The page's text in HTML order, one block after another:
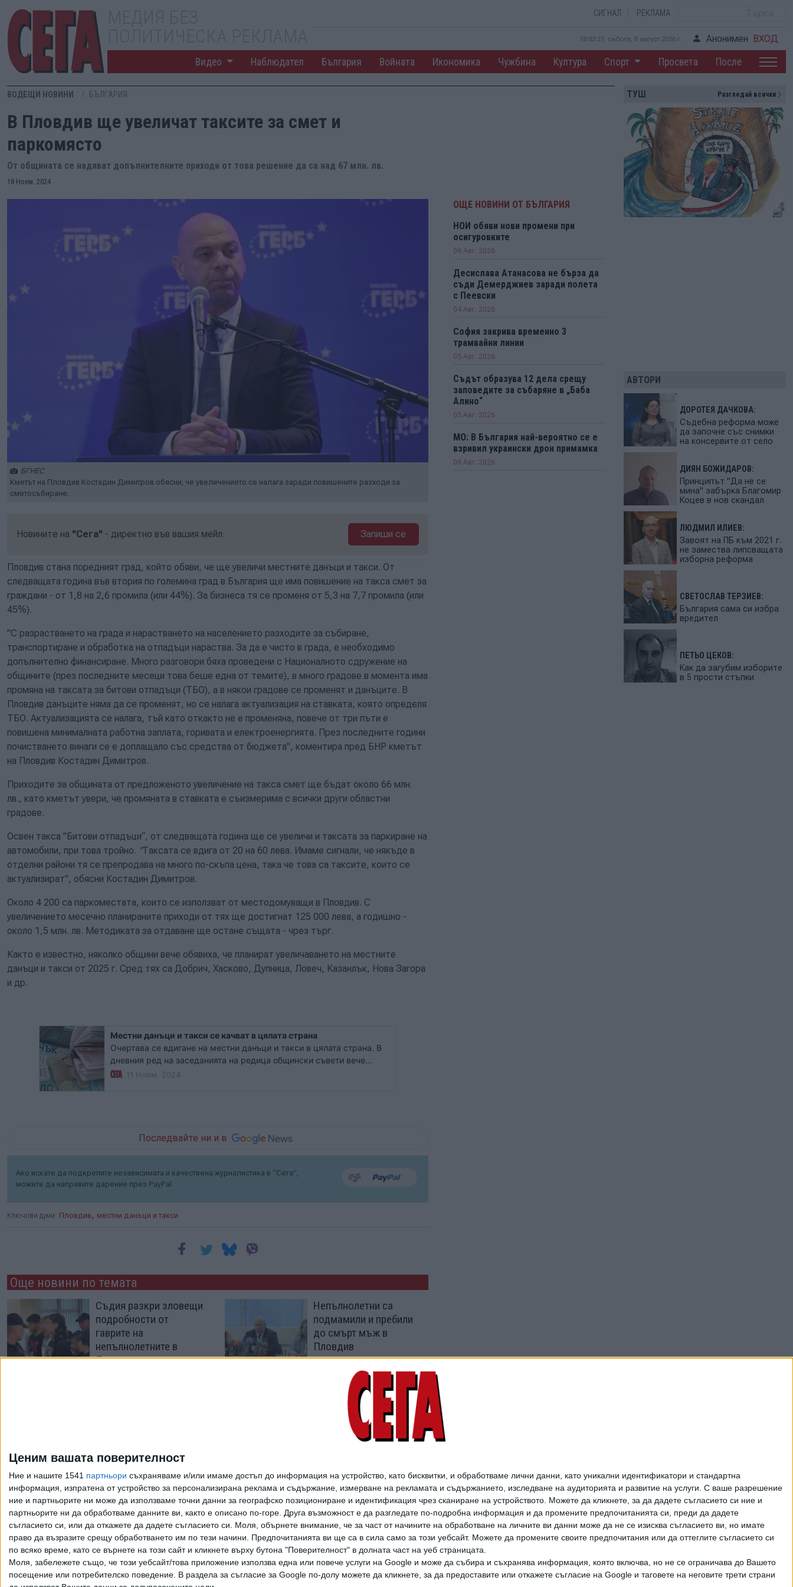
Ценим вашата поверителност
Ние и нашите 1541 партньори съхраняваме и/или имаме достъп до информация на устройство, като бисквитки, и обработваме лични данни, като уникални идентификатори и стандартна
информация, изпратена от устройство за персонализирана реклама и съдържание, измерване на рекламата и съдържанието, изследване на аудиторията и развитие на услуги. С ваше разрешение
ние и партньорите ни може да използваме точни данни за географско позициониране и идентификация чрез сканиране на устройството. Можете да кликнете, за да дадете съгласието си ние и
партньорите ни да обработваме данните ви, както е описано по-горе. Друга възможност е да разгледате по-подробна информация и да промените предпочитанията си, преди да дадете
съгласието си, или да откажете да дадете съгласието си.
Моля, обърнете внимание, че за част от начините на обработване на личните ви данни може да не се изисква съгласието ви, но имате
право да възразите срещу обработването им по тези начини. Предпочитанията ви ще са в сила само за този уебсайт. Можете да промените своите предпочитания или да оттеглите съгласието си
по всяко време, като се върнете на този сайт и кликнете върху бутона "Поверителност" в долната част на уеб страницата.
Моля, забележете също, че този уебсайт/това приложение използва една или повече услуги на Google и може да събира и съхранява информация, която включва, но не се ограничава до Вашето
посещение или потребителско поведение. В раздела за съгласие за Google по-долу можете да кликнете, за да предоставите или откажете съгласие на Google и таговете на неговите трети страни
СИГНАЛ РЕКЛАМА
18:03:28, събота, 8 август 2026 г. Анонимен ВХОД
Видео Наблюдател България Войната Икономика Чужбина Култура Спорт Просвета После
ВОДЕЩИ НОВИНИ БЪЛГАРИЯ
В Пловдив ще увеличат таксите за смет и
паркомясто
От общината се надяват допълнителните приходи от това решение да са над 67 млн. лв.
18 Ноем. 2024
БГНЕС
Кметът на Пловдив Костадин Димитров обясни, че увеличението се налага заради повишените разходи за
сметосъбиране.
Новините на "Сега" - директно във вашия мейл. Запиши се
Пловдив стана поредният град, който обяви, че ще увеличи местните данъци и такси. От
следващата година във втория по големина град в България ще има повишение на такса смет за
граждани - от 1,8 на 2,6 промила (или 44%). За бизнеса тя се променя от 5,3 на 7,7 промила (или
45%).
"С разрастването на града и нарастването на населението разходите за събиране,
транспортиране и обработка на отпадъци нараства. За да е чисто в града, е необходимо
допълнително финансиране. Много разговори бяха проведени с Националното сдружение на
общините (през последните месеци това беше една от темите), в много градове в момента има
промяна на таксата за битови отпадъци (ТБО), а в някои градове се променят и данъците. В
Пловдив данъците няма да се променят, но се налага актуализация на ставката, която определя
ТБО. Актуализацията се налага, тъй като откакто не е променяна, повече от три пъти е
повишена минималната работна заплата, горивата и електроенергията. През последните години
почистването винаги се е доплащало със средства от бюджета", коментира пред БНР кметът
на Пловдив Костадин Димитров.
Приходите за общината от предложеното увеличение на такса смет ще бъдат около 66 млн.
лв., като кметът увери, че промяната в ставката е съизмерима с всички други областни
градове.
Освен такса "Битови отпадъци“, от следващата година ще се увеличи и таксата за паркиране на
автомобили, при това тройно. "Таксата се вдига от 20 на 60 лева. Имаме сигнали, че някъде в
отделни райони тя се препродава на много по-скъпа цена, така че това са таксите, които се
актуализират", обясни Костадин Димитров.
Около 4 200 са паркоместата, които се използват от местодомуващи в Пловдив. С
увеличението месечно планираните приходи от тях ще достигнат 125 000 лева, а годишно -
около 1,5 млн. лв. Методиката за отдаване ще остане същата - чрез търг.
Както е известно, няколко общини вече обявиха, че планират увеличаването на местните
данъци и такси от 2025 г. Сред тях са Добрич, Хасково, Дупница, Ловеч, Казанлък, Нова Загора
и др.
Местни данъци и такси се качват в цялата страна
Очертава се вдигане на местни данъци и такси в цялата страна. В
дневния ред на заседанията на редица общински съвети вече
влизат промени, свързани с налозите, установи финансовият сайт
11 Ноем. 2024
Последвайте ни и в
Ако искате да подкрепите независимата и качествена журналистика в “Сега”,
можете да направите дарение през PayPal
Ключови думи: Пловдив , местни данъци и такси
Още новини по темата
Съдия разкри зловещи
подробности от
гаврите на
непълнолетните в
Пловдив
Непълнолетни са
подмамили и пребили
до смърт мъж в
Пловдив
евро
Лекарската ОПГ от
Пловдив била от
семеен тип
Още по темата
ОЩЕ НОВИНИ ОТ БЪЛГАРИЯ
НОИ обяви нови промени при
осигуровките
06 Авг. 2026
Десислава Атанасова не бърза да
съди Демерджиев заради полета
с Пеевски
04 Авг. 2026
София закрива временно 3
трамвайни линии
05 Авг. 2026
Съдът образува 12 дела срещу
заповедите за събаряне в „Баба
Алино“
05 Авг. 2026
МО: В България най-вероятно се е
взривил украински дрон примамка
08 Авг. 2026
ТУШ Разгледай всички
АВТОРИ
ДОРОТЕЯ ДАЧКОВА:
Съдебна реформа може
да започне със снимки
на консервите от село
ДИЯН БОЖИДАРОВ:
Принципът "Да не се
мина" забърка Благомир
Коцев в нов скандал
ЛЮДМИЛ ИЛИЕВ:
Завоят на ПБ към 2021 г.
не замества липсващата
изборна реформа
СВЕТОСЛАВ ТЕРЗИЕВ:
България сама си избра
вредител
ПЕТЬО ЦЕКОВ:
Как да загубим изборите
в 5 прости стъпки
Всички права запазени. Възпроизвеждането на цели или части от текста или изображенията става след изрично писмено разрешение на СЕГА АД